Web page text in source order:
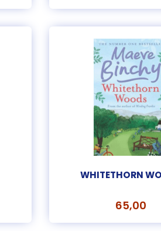
THE FAMILIARS
A
WHITETHORN
65,00